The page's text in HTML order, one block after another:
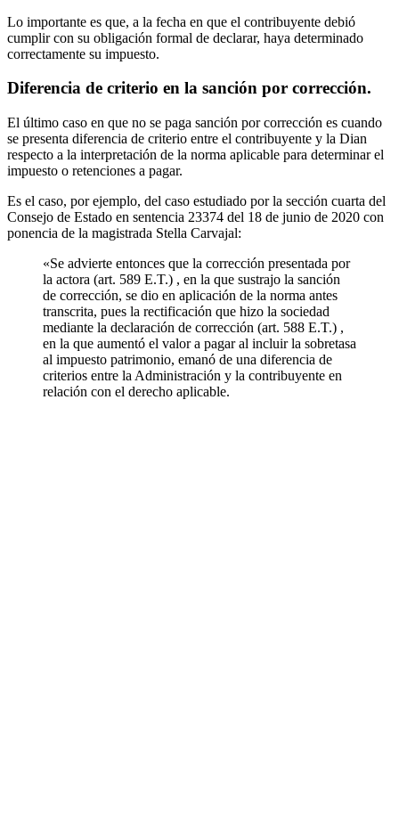
Lo importante es que, a la fecha en que el contribuyente debió
cumplir con su obligación formal de declarar, haya determinado
correctamente su impuesto.
Diferencia de criterio en la sanción por corrección.
El último caso en que no se paga sanción por corrección es cuando
se presenta diferencia de criterio entre el contribuyente y la Dian
respecto a la interpretación de la norma aplicable para determinar el
impuesto o retenciones a pagar.
Es el caso, por ejemplo, del caso estudiado por la sección cuarta del
Consejo de Estado en sentencia 23374 del 18 de junio de 2020 con
ponencia de la magistrada Stella Carvajal:
«Se advierte entonces que la corrección presentada por
la actora (art. 589 E.T.) , en la que sustrajo la sanción
de corrección, se dio en aplicación de la norma antes
transcrita, pues la rectificación que hizo la sociedad
mediante la declaración de corrección (art. 588 E.T.) ,
en la que aumentó el valor a pagar al incluir la sobretasa
al impuesto patrimonio, emanó de una diferencia de
criterios entre la Administración y la contribuyente en
relación con el derecho aplicable.